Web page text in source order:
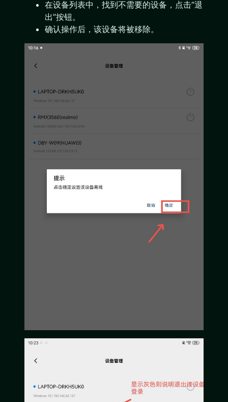
在设备列表中，找到不需要的设备，点击“退
出”按钮。
确认操作后，该设备将被移除。